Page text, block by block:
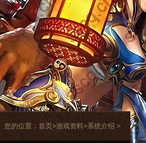
您的位置： 首页>游戏资料>系统介绍 >